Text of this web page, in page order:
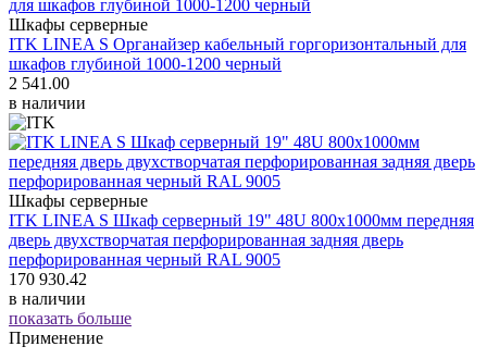
Шкафы серверные
ITK LINEA S Органайзер кабельный горгоризонтальный для
шкафов глубиной 1000-1200 черный
2 541.00
в наличии
Шкафы серверные
ITK LINEA S Шкаф серверный 19" 48U 800х1000мм передняя
дверь двухстворчатая перфорированная задняя дверь
перфорированная черный RAL 9005
170 930.42
в наличии
показать больше
Применение